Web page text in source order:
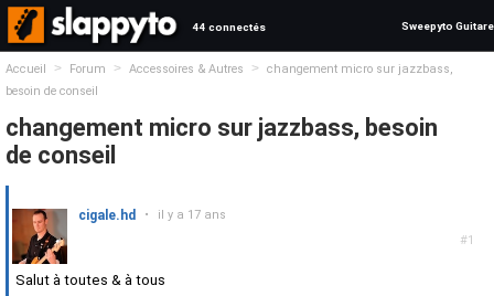
44 connectés Sweepyto Guitare
Accueil > Forum > Accessoires & Autres >
changement micro sur jazzbass,
besoin de conseil
changement micro sur jazzbass, besoin
de conseil
#1
cigale.hd • il y a 17 ans
Salut à toutes & à tous